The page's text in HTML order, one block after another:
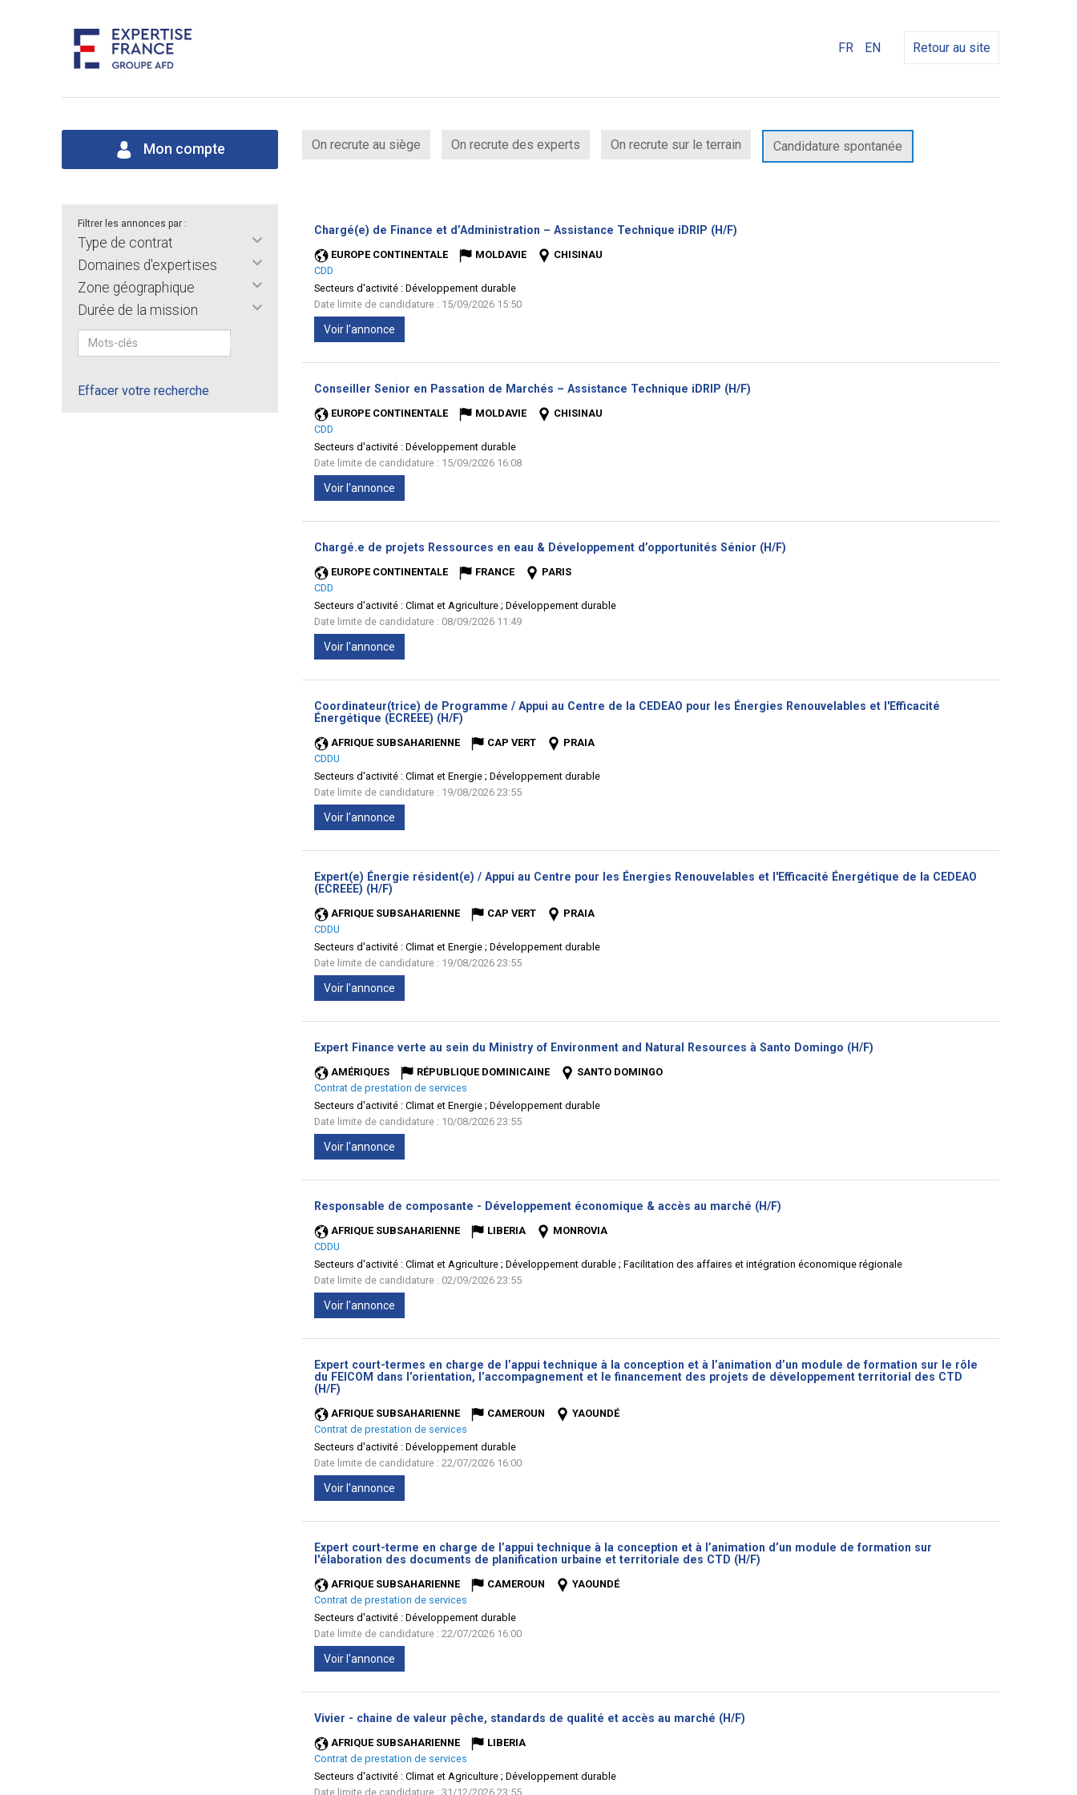
FR EN Retour au site
Mon compte On recrute au siège On recrute des experts On recrute sur le terrain Candidature spontanée
Filtrer les annonces par :
Type de contrat
Domaines d'expertises
Zone géographique
Durée de la mission
Effacer votre recherche
Chargé(e) de Finance et d’Administration – Assistance Technique iDRIP (H/F)
EUROPE CONTINENTALE MOLDAVIE
CHISINAU
CDD
Secteurs d'activité : Développement durable
Date limite de candidature : 15/09/2026 15:50
Voir l'annonce
Conseiller Senior en Passation de Marchés – Assistance Technique iDRIP (H/F)
EUROPE CONTINENTALE MOLDAVIE
CHISINAU
CDD
Secteurs d'activité : Développement durable
Date limite de candidature : 15/09/2026 16:08
Voir l'annonce
Chargé.e de projets Ressources en eau & Développement d’opportunités Sénior (H/F)
EUROPE CONTINENTALE FRANCE
PARIS
CDD
Secteurs d'activité : Climat et Agriculture ; Développement durable
Date limite de candidature : 08/09/2026 11:49
Voir l'annonce
Coordinateur(trice) de Programme / Appui au Centre de la CEDEAO pour les Énergies Renouvelables et l'Efficacité
Énergétique (ECREEE) (H/F)
AFRIQUE SUBSAHARIENNE CAP VERT
PRAIA
CDDU
Secteurs d'activité : Climat et Energie ; Développement durable
Date limite de candidature : 19/08/2026 23:55
Voir l'annonce
Expert(e) Énergie résident(e) / Appui au Centre pour les Énergies Renouvelables et l'Efficacité Énergétique de la CEDEAO
(ECREEE) (H/F)
AFRIQUE SUBSAHARIENNE CAP VERT
PRAIA
CDDU
Secteurs d'activité : Climat et Energie ; Développement durable
Date limite de candidature : 19/08/2026 23:55
Voir l'annonce
Expert Finance verte au sein du Ministry of Environment and Natural Resources à Santo Domingo (H/F)
AMÉRIQUES RÉPUBLIQUE DOMINICAINE
SANTO DOMINGO
Contrat de prestation de services
Secteurs d'activité : Climat et Energie ; Développement durable
Date limite de candidature : 10/08/2026 23:55
Voir l'annonce
Responsable de composante - Développement économique & accès au marché (H/F)
AFRIQUE SUBSAHARIENNE LIBERIA
MONROVIA
CDDU
Secteurs d'activité : Climat et Agriculture ; Développement durable ; Facilitation des affaires et intégration économique régionale
Date limite de candidature : 02/09/2026 23:55
Voir l'annonce
Expert court-termes en charge de l’appui technique à la conception et à l’animation d’un module de formation sur le rôle
du FEICOM dans l’orientation, l’accompagnement et le financement des projets de développement territorial des CTD
(H/F)
AFRIQUE SUBSAHARIENNE CAMEROUN
YAOUNDÉ
Contrat de prestation de services
Secteurs d'activité : Développement durable
Date limite de candidature : 22/07/2026 16:00
Voir l'annonce
Expert court-terme en charge de l’appui technique à la conception et à l’animation d’un module de formation sur
l'élaboration des documents de planification urbaine et territoriale des CTD (H/F)
AFRIQUE SUBSAHARIENNE CAMEROUN
YAOUNDÉ
Contrat de prestation de services
Secteurs d'activité : Développement durable
Date limite de candidature : 22/07/2026 16:00
Voir l'annonce
Vivier - chaine de valeur pêche, standards de qualité et accès au marché (H/F)
AFRIQUE SUBSAHARIENNE
LIBERIA
Contrat de prestation de services
Secteurs d'activité : Climat et Agriculture ; Développement durable
Date limite de candidature : 31/12/2026 23:55